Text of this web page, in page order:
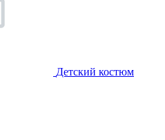
Детский костюм